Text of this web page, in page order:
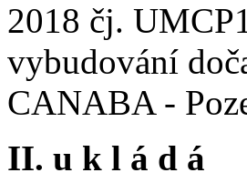
2018 čj.
vybudování
CANABA -
II. u k l á d á